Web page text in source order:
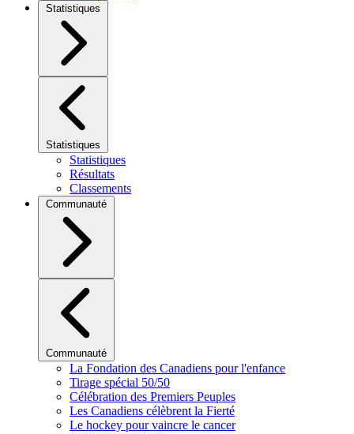
Statistiques
Statistiques
Statistiques
Résultats
Classements
Communauté
Communauté
La Fondation des Canadiens pour l'enfance
Tirage spécial 50/50
Célébration des Premiers Peuples
Les Canadiens célèbrent la Fierté
Le hockey pour vaincre le cancer